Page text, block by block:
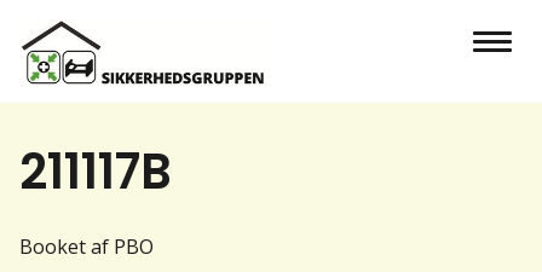
211117B
Booket af PBO